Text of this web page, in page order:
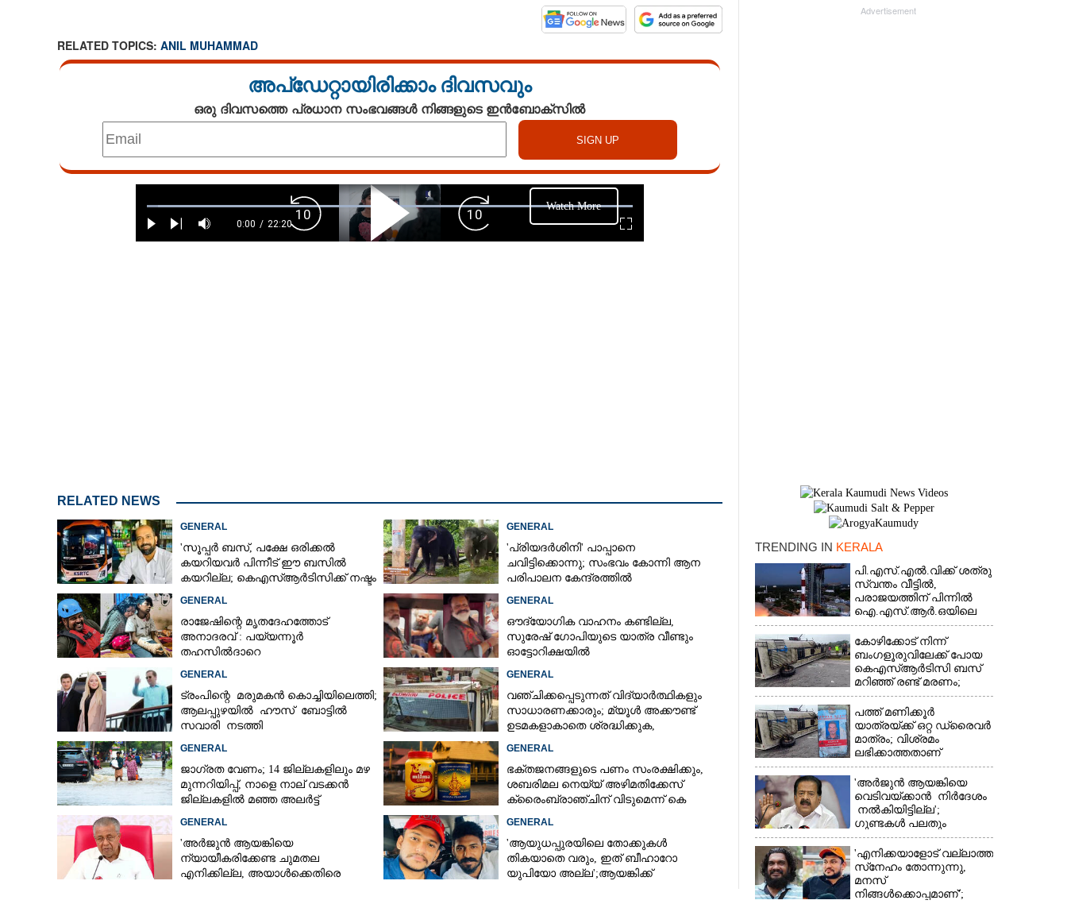
RELATED TOPICS: ANIL MUHAMMAD
അപ്ഡേറ്റായിരിക്കാം ദിവസവും
ഒരു ദിവസത്തെ പ്രധാന സംഭവങ്ങൾ നിങ്ങളുടെ ഇൻബോക്സിൽ
Play Next Mute
Current
0:00 / Duration
22:20
Loaded:
2.39%
Fullscreen
Backward
Skip
10s
Play
Video
Forward
Skip
10s
Watch More
RELATED NEWS
GENERAL
'സൂപ്പർ ബസ്, പക്ഷേ ഒരിക്കൽ
കയറിയവർ പിന്നീട് ഈ ബസിൽ
കയറില്ല; കെഎസ്ആർടിസിക്ക് നഷ്ടം
GENERAL
'പ്രിയദർശിനി' പാപ്പാനെ
ചവിട്ടിക്കൊന്നു; സംഭവം കോന്നി ആന
പരിപാലന കേന്ദ്രത്തിൽ
GENERAL
രാജേഷിന്റെ മൃതദേഹത്തോട്
അനാദരവ് : പയ്യന്നൂർ
തഹസിൽദാറെ
GENERAL
ഔദ്യോഗിക വാഹനം കണ്ടില്ല,
സുരേഷ് ഗോപിയുടെ യാത്ര വീണ്ടും
ഓട്ടോറിക്ഷയിൽ
GENERAL
ട്രംപിന്റെ മരുമകൻ കൊച്ചിയിലെത്തി;
ആലപ്പുഴയിൽ ഹൗസ് ബോട്ടിൽ
സവാരി നടത്തി
GENERAL
വഞ്ചിക്കപ്പെടുന്നത് വിദ്യാർത്ഥികളും
സാധാരണക്കാരും; മ്യൂൾ അക്കൗണ്ട്
ഉടമകളാകാതെ ശ്രദ്ധിക്കുക,
GENERAL
ജാഗ്രത വേണം; 14 ജില്ലകളിലും മഴ
മുന്നറിയിപ്പ്, നാളെ നാല് വടക്കൻ
ജില്ലകളിൽ മഞ്ഞ അലർട്ട്
GENERAL
ഭക്തജനങ്ങളുടെ പണം സംരക്ഷിക്കും,
ശബരിമല നെയ്യ് അഴിമതിക്കേസ്
ക്രൈംബ്രാഞ്ചിന് വിടുമെന്ന് കെ
GENERAL
'അർജുൻ ആയങ്കിയെ
ന്യായീകരിക്കേണ്ട ചുമതല
എനിക്കില്ല, അയാൾക്കെതിരെ
GENERAL
'ആയുധപ്പുരയിലെ തോക്കുകൾ
തികയാതെ വരും, ഇത് ബീഹാറോ
യുപിയോ അല്ല';ആയങ്കിക്ക്
Advertisement
TRENDING IN KERALA
പി.എസ്.എൽ.വിക്ക് ശത്രു
സ്വന്തം വീട്ടിൽ,​
പരാജയത്തിന് പിന്നിൽ
ഐ.എസ്.ആർ.ഒയിലെ
ഉന്നതൻ
കോഴിക്കോട് നിന്ന്
ബംഗളൂരുവിലേക്ക് പോയ
കെഎസ്‌ആർടിസി ബസ്
മറിഞ്ഞ് രണ്ട് മരണം;
നിരവധിപേർ
ഗുരുതരാവസ്ഥയിൽ
പത്ത് മണിക്കൂർ
യാത്രയ്‌ക്ക് ഒറ്റ ഡ്രൈവർ
മാത്രം; വിശ്രമം
ലഭിക്കാത്തതാണ്
കെഎസ്‌ആർടിസി
അപകടത്തിന്
കാരണമെന്ന് വിമർശനം
'അർജുൻ ആയങ്കിയെ
വെടിവയ്ക്കാൻ നിർദേശം
നൽകിയിട്ടില്ല';
ഗുണ്ടകൾ പലതും
പറയുമെന്ന് രമേശ്
ചെന്നിത്തല
'എനിക്കയാളോട് വല്ലാത്ത
സ്‌നേഹം തോന്നുന്നു,
മനസ്
നിങ്ങൾക്കൊപ്പമാണ്';
അനിൽ മുഹമ്മദ് തിരികെ ജോലിയിൽ
×
Share this link
Copy Link